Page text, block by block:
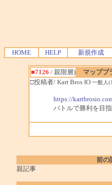
HOME HELP 新規作成
■7126 / 親階層)
マップブ
□投稿者/ Kart Bros IO 一般人
https://
バトルで勝利を目
前の
親記事